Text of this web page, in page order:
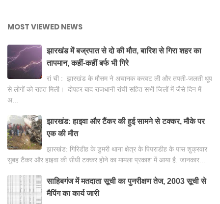
MOST VIEWED NEWS
झारखंड में बज्रपात से दो की मौत, बारिश से गिरा शहर का
तापमान, कहीं-कहीं बर्फ भी गिरे
रां ची : झारखंड के मौसम ने अचानक करवट ली और तपती-जलती धूप
से लोगों को राहत मिली। दोपहर बाद राजधानी रांची सहित सभी जिलों में जैसे दिन में
अ...
झारखंड: हाइवा और टैंकर की हुई सामने से टक्कर, मौके पर
एक की मौत
झारखंड: गिरिडीह के डुमरी थाना क्षेत्र के पिपराडीह के पास शुक्रवार
सुबह टैंकर और हाइवा की सीधी टक्कर होने का मामला प्रकाश में आया है. जानकार...
साहिबगंज में मतदाता सूची का पुनरीक्षण तेज, 2003 सूची से
मैपिंग का कार्य जारी